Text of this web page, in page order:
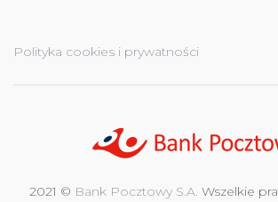
Polityka cookies i prywatności
2021 © Bank Pocztowy S.A. Wszelkie